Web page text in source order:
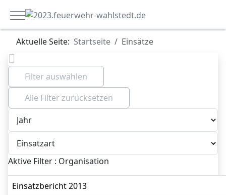
Mobile Menu Toggle
Aktuelle Seite: Startseite Einsätze
Filter auswählen
Alle Filter zurücksetzen
Aktive Filter : Organisation
Einsatzbericht 2013